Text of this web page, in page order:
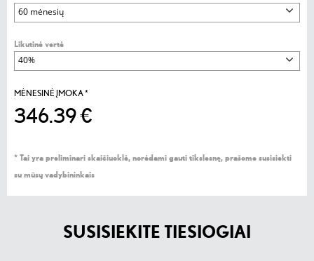
Likutinė vertė
MĖNESINĖ ĮMOKA*
346.39 €
* Tai yra preliminari skaičiuoklė, norėdami gauti tikslesnę, prašome susisiekti
su mūsų vadybininkais
SUSISIEKITE TIESIOGIAI